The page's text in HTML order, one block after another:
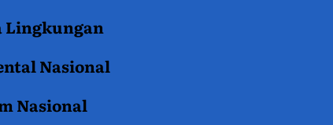
Lingkungan
Nasional
Nasional